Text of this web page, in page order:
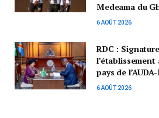
Medeama du
6 AOÛT 2026
RDC :
pays de
6 AOÛT 2026